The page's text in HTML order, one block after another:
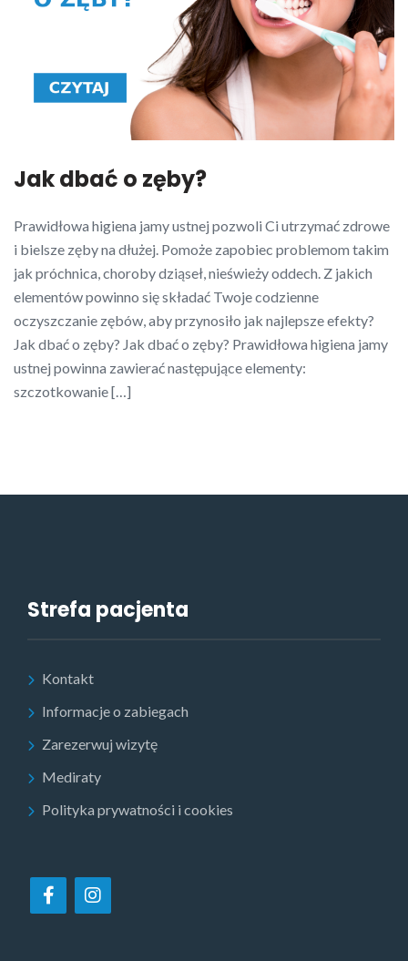
Jak dbać o zęby?
Prawidłowa higiena jamy ustnej pozwoli Ci utrzymać zdrowe
i bielsze zęby na dłużej. Pomoże zapobiec problemom takim
jak próchnica, choroby dziąseł, nieświeży oddech. Z jakich
elementów powinno się składać Twoje codzienne
oczyszczanie zębów, aby przynosiło jak najlepsze efekty?
Jak dbać o zęby? Jak dbać o zęby? Prawidłowa higiena jamy
ustnej powinna zawierać następujące elementy:
szczotkowanie […]
Strefa pacjenta
Kontakt
Informacje o zabiegach
Zarezerwuj wizytę
Mediraty
Polityka prywatności i cookies